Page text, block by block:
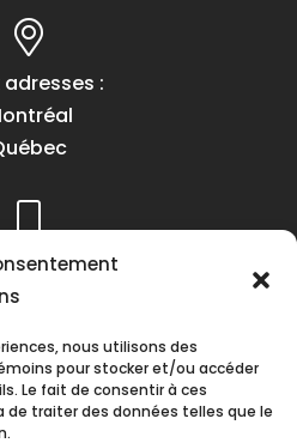
nous utilisons des
pour stocker et/ou accéder
Le fait de consentir à ces
traiter des données telles que le
adresses :
:
622-1001